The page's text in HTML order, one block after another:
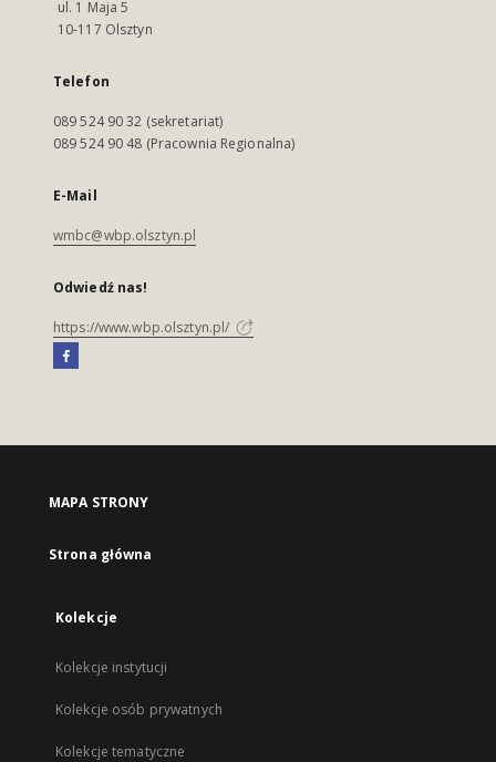
ul. 1 Maja 5
10-117 Olsztyn
Telefon
089 524 90 32 (sekretariat)
089 524 90 48 (Pracownia Regionalna)
E-Mail
wmbc@wbp.olsztyn.pl
Odwiedź nas!
https://www.wbp.olsztyn.pl/
MAPA STRONY
Strona główna
Kolekcje
Kolekcje instytucji
Kolekcje osób prywatnych
Kolekcje tematyczne